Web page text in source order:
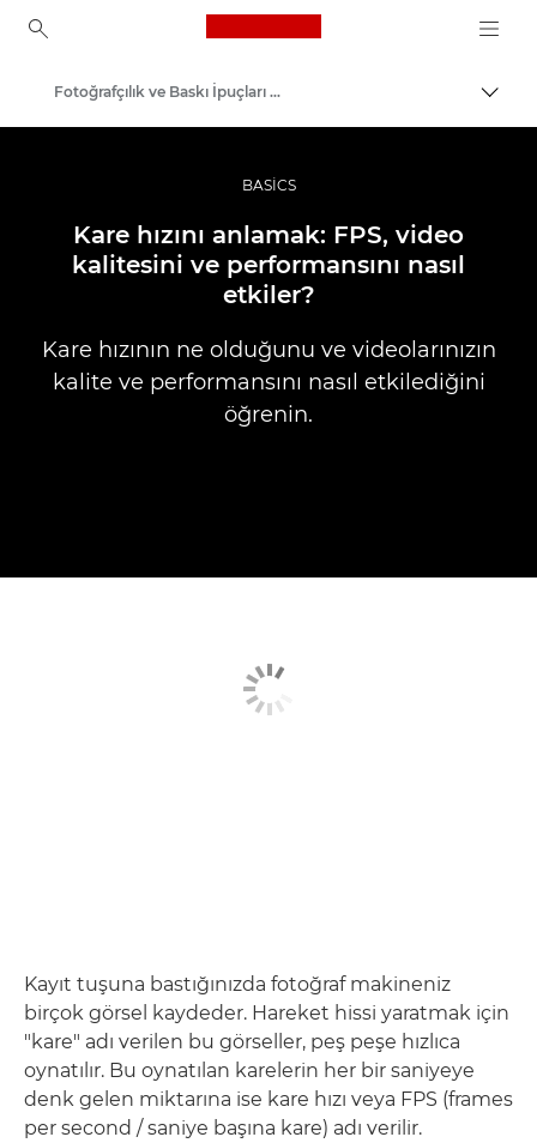
Canon Logo, back to
İçerik
İlham Alın | Fotoğrafçılık ve Baskı İpuçları ve Müşteri Kılavuzları
Fotoğrafçılık ve Baskı İpuçları ve Teknikleri
BASICS
Kare hızını anlamak: FPS, video
kalitesini ve performansını nasıl
etkiler?
Kare hızının ne olduğunu ve videolarınızın
kalite ve performansını nasıl etkilediğini
öğrenin.
Kayıt tuşuna bastığınızda fotoğraf makineniz
birçok görsel kaydeder. Hareket hissi yaratmak için
"kare" adı verilen bu görseller, peş peşe hızlıca
oynatılır. Bu oynatılan karelerin her bir saniyeye
denk gelen miktarına ise kare hızı veya FPS (frames
per second / saniye başına kare) adı verilir.